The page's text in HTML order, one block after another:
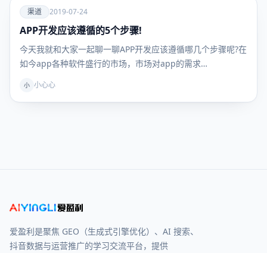
爱
渠道
渠道 2019-07-24
APP开发应该遵循的5个步骤!
今天我就和大家一起聊一聊APP开发应该遵循哪几个步骤呢?在
如今app各种软件盛行的市场，市场对app的需求…
小 小心心
爱盈利是聚焦 GEO（生成式引擎优化）、AI 搜索、
抖音数据与运营推广的学习交流平台，提供